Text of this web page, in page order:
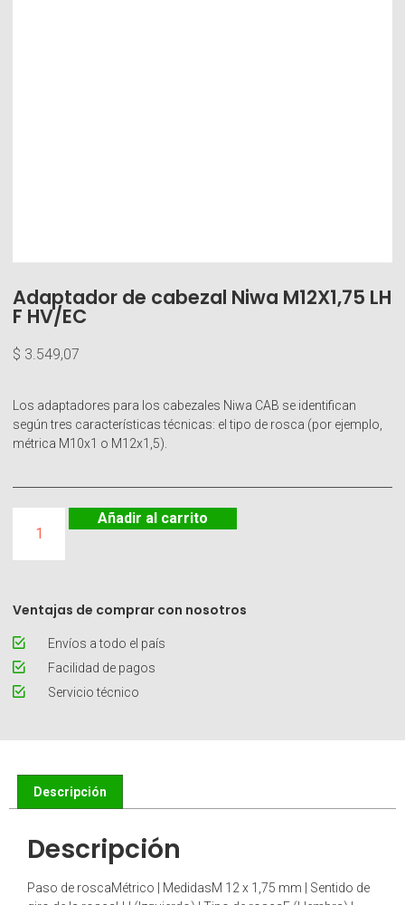
Adaptador de cabezal Niwa M12X1,75 LH
F HV/EC
$ 3.549,07
Los adaptadores para los cabezales Niwa CAB se identifican
según tres características técnicas: el tipo de rosca (por ejemplo,
métrica M10x1 o M12x1,5).
Añadir al carrito
Ventajas de comprar con nosotros
Envíos a todo el país
Facilidad de pagos
Servicio técnico
Descripción
Descripción
Paso de roscaMétrico | MedidasM 12 x 1,75 mm | Sentido de